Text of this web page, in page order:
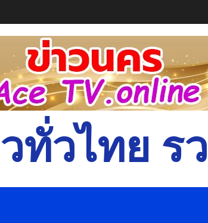
วไทย ร